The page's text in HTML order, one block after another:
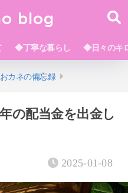
blog
◆丁寧な暮らし ◆日々のキ
カネの備忘録
の配当金を出金し
2025-01-08